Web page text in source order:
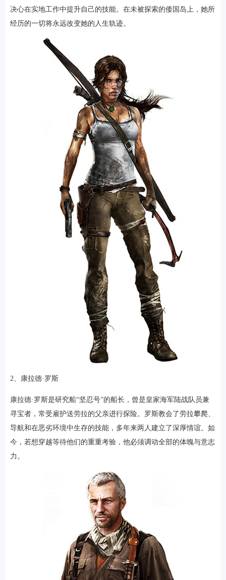
排行
小游戏
冒险解谜
游戏辅助 摄影美颜办公商务
考试学习AI软件健康运动
决心在实地工作中提升自己的技能。在未被探索的倭国岛上，她所
经历的一切将永远改变她的人生轨迹。
2、康拉德·罗斯
康拉德·罗斯是研究船“坚忍号”的船长，曾是皇家海军陆战队员兼
寻宝者，常受雇护送劳拉的父亲进行探险。罗斯教会了劳拉攀爬、
导航和在恶劣环境中生存的技能，多年来两人建立了深厚情谊。如
今，若想穿越等待他们的重重考验，他必须调动全部的体魄与意志
力。